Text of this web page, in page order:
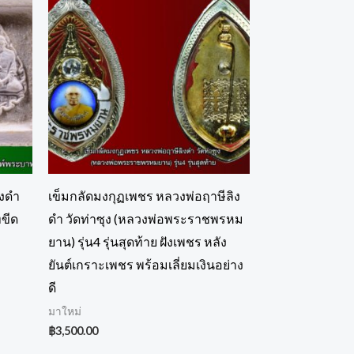
ดำ
ด
เข็มกลัดมงกุฏเพชร หลวงพ่อฤาษีลิง
ดำ วัดท่าซุง (หลวงพ่อพระราชพรหม
ยาน) รุ่น4 รุ่นสุดท้าย ฝังเพชร หลัง
ยันต์เกราะเพชร พร้อมเลี่ยมเงินอย่าง
ดี
มาใหม่
฿3,500.00